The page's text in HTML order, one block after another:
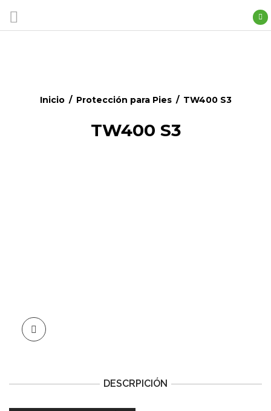
Inicio / Protección para Pies / TW400 S3
TW400 S3
DESCRPICIÓN